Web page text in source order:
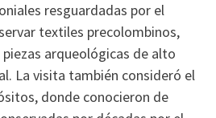
resguardadas por el
textiles precolombinos,
arqueológicas de alto
La visita también consideró el
donde conocieron de